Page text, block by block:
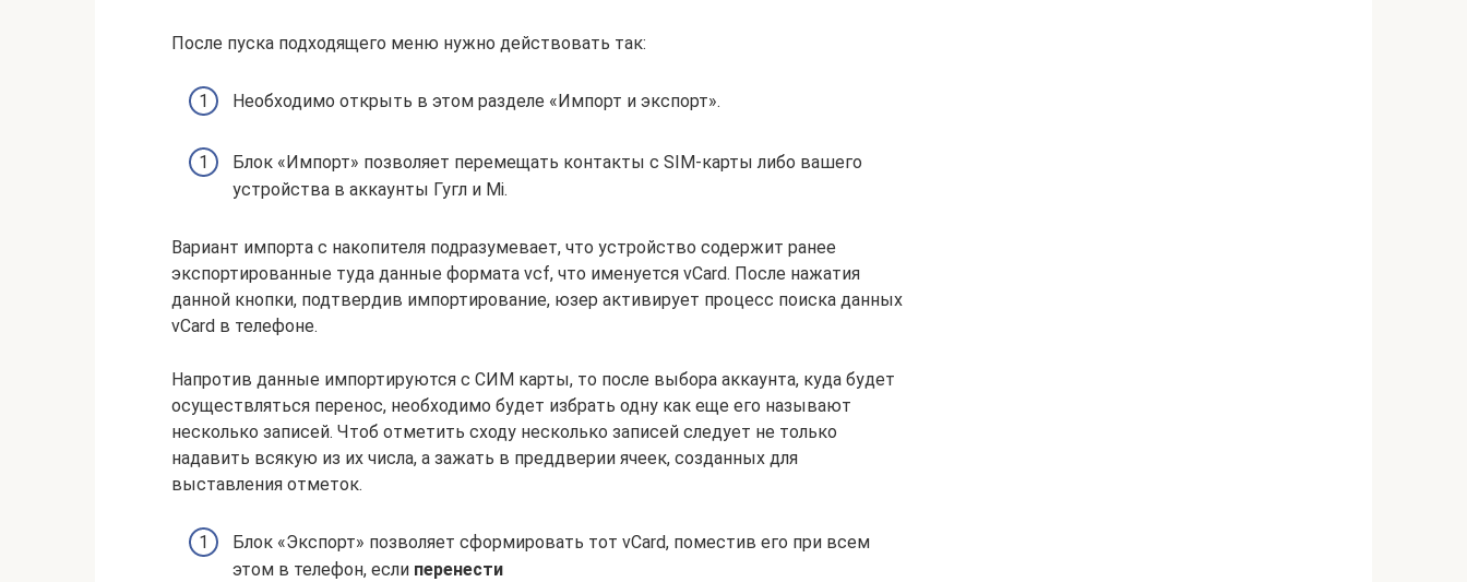
После пуска подходящего меню нужно действовать так:
Необходимо открыть в этом разделе «Импорт и экспорт».
Блок «Импорт» позволяет перемещать контакты с SIM-карты либо вашего
устройства в аккаунты Гугл и Mi.
Вариант импорта с накопителя подразумевает, что устройство содержит ранее
экспортированные туда данные формата vcf, что именуется vCard. После нажатия
данной кнопки, подтвердив импортирование, юзер активирует процесс поиска данных
vCard в телефоне.
Напротив данные импортируются с СИМ карты, то после выбора аккаунта, куда будет
осуществляться перенос, необходимо будет избрать одну как еще его называют
несколько записей. Чтоб отметить сходу несколько записей следует не только
надавить всякую из их числа, а зажать в преддверии ячеек, созданных для
выставления отметок.
Блок «Экспорт» позволяет сформировать тот vCard, поместив его при всем
этом в телефон, если перенести